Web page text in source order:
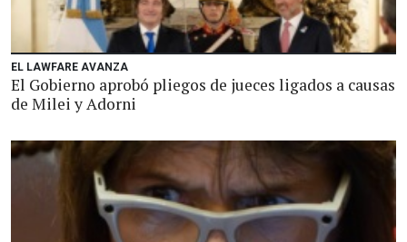
EL LAWFARE AVANZA
El Gobierno aprobó pliegos de jueces ligados a causas
de Milei y Adorni